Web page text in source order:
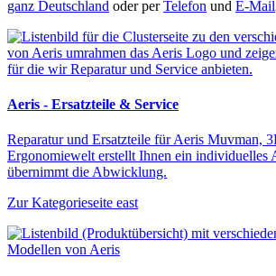
ganz Deutschland oder perTelefon und E-Mail
Aeris - Ersatzteile & Service
Reparatur und Ersatzteile für Aeris Muvman,
Ergonomiewelt erstellt Ihnen ein individuelles
übernimmt die Abwicklung.
Zur Kategorieseite east